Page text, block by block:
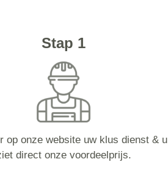
Stap 1
op onze website uw klus dienst & u
direct onze voordeelprijs.